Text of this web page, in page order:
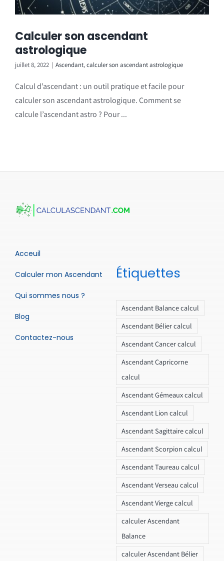
Calculer son ascendant
astrologique
juillet 8, 2022 | Ascendant,calculer son ascendant astrologique
Calcul d’ascendant : un outil pratique et facile pour
calculer son ascendant astrologique. Comment se
calcule l’ascendant astro ? Pour ...
Acceuil
Calculer mon Ascendant
Qui sommes nous ?
Blog
Contactez-nous
Étiquettes
Ascendant Balance calcul
Ascendant Bélier calcul
Ascendant Cancer calcul
Ascendant Capricorne
calcul
Ascendant Gémeaux calcul
Ascendant Lion calcul
Ascendant Sagittaire calcul
Ascendant Scorpion calcul
Ascendant Taureau calcul
Ascendant Verseau calcul
Ascendant Vierge calcul
calculer Ascendant
Balance
calculer Ascendant Bélier